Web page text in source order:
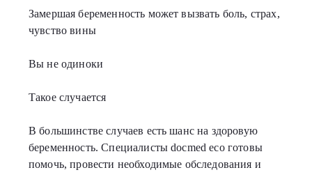
Замершая беременность может вызвать боль, страх,
чувство вины
Вы не одиноки
Такое случается
В большинстве случаев есть шанс на здоровую
беременность. Специалисты docmed eco готовы
помочь, провести необходимые обследования и